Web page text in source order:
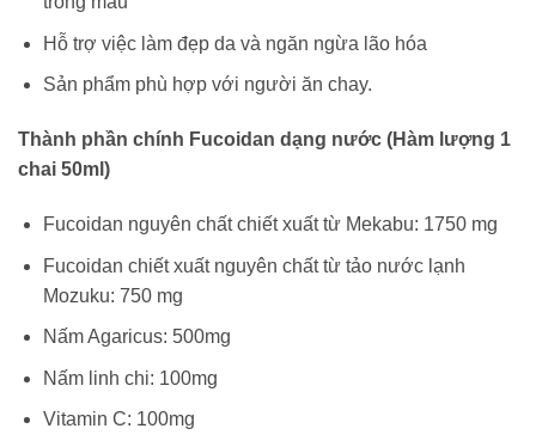
Hỗ trợ việc làm đẹp da và ngăn ngừa lão hóa
Sản phẩm phù hợp với người ăn chay.
Thành phần chính Fucoidan dạng nước (Hàm lượng 1
chai 50ml)
Fucoidan nguyên chất chiết xuất từ Mekabu: 1750 mg
Fucoidan chiết xuất nguyên chất từ tảo nước lạnh
Mozuku: 750 mg
Nấm Agaricus: 500mg
Nấm linh chi: 100mg
Vitamin C: 100mg